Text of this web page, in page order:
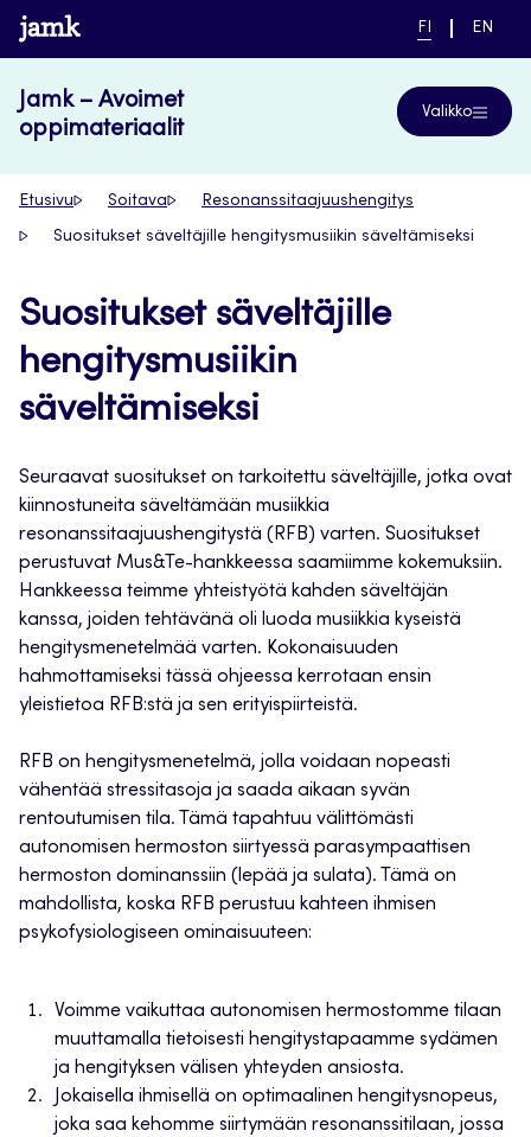
Siirry
suoraan
www.jamk.fi
NYKYINEN
FI
VAIHDA
EN
Jamk – Avoimet
oppimateriaalit
Valikko
Etusivu Soitava Resonanssitaajuushengitys
Suositukset säveltäjille hengitysmusiikin säveltämiseksi
Suositukset säveltäjille
hengitysmusiikin
säveltämiseksi
Seuraavat suositukset on tarkoitettu säveltäjille, jotka ovat
kiinnostuneita säveltämään musiikkia
resonanssitaajuushengitystä (RFB) varten. Suositukset
perustuvat Mus&Te-hankkeessa saamiimme kokemuksiin.
Hankkeessa teimme yhteistyötä kahden säveltäjän
kanssa, joiden tehtävänä oli luoda musiikkia kyseistä
hengitysmenetelmää varten. Kokonaisuuden
hahmottamiseksi tässä ohjeessa kerrotaan ensin
yleistietoa RFB:stä ja sen erityispiirteistä.
RFB on hengitysmenetelmä, jolla voidaan nopeasti
vähentää stressitasoja ja saada aikaan syvän
rentoutumisen tila. Tämä tapahtuu välittömästi
autonomisen hermoston siirtyessä parasympaattisen
hermoston dominanssiin (lepää ja sulata). Tämä on
mahdollista, koska RFB perustuu kahteen ihmisen
psykofysiologiseen ominaisuuteen:
Voimme vaikuttaa autonomisen hermostomme tilaan
muuttamalla tietoisesti hengitystapaamme sydämen
ja hengityksen välisen yhteyden ansiosta.
Jokaisella ihmisellä on optimaalinen hengitysnopeus,
joka saa kehomme siirtymään resonanssitilaan, jossa